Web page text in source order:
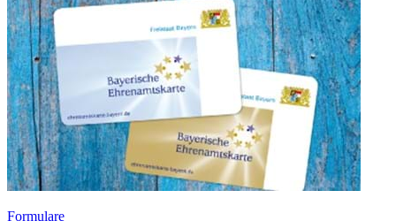
Formulare